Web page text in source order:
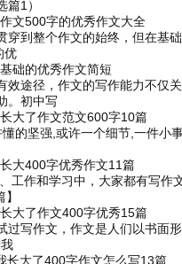
1）
文500字的优秀作文大全
穿到整个作文的始终，但在基
优
础的优秀作文简短
效途径，作文的写作能力不仅
。初中写
大了作文范文600字10篇
的坚强,或许一个细节,一件
大400字优秀作文11篇
工作和学习中，大家都有写
大了作文400字优秀15篇
过写作文，作文是人们以书面
长大了400字作文怎么写13篇